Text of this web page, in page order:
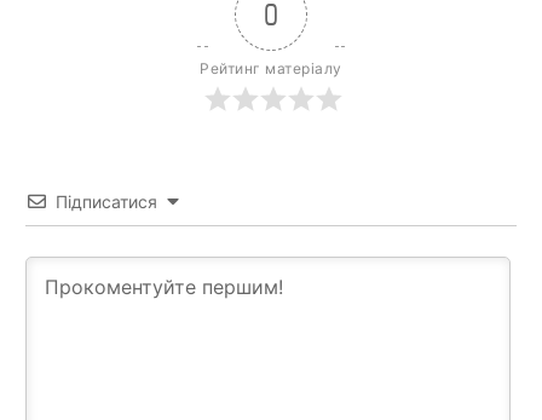
0
Рейтинг матеріалу
Підписатися